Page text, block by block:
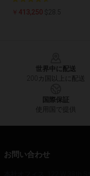
￥413,250
世界中に配送
200カ国以上に配送
国際保証
使用国で提供
お問い合わせ